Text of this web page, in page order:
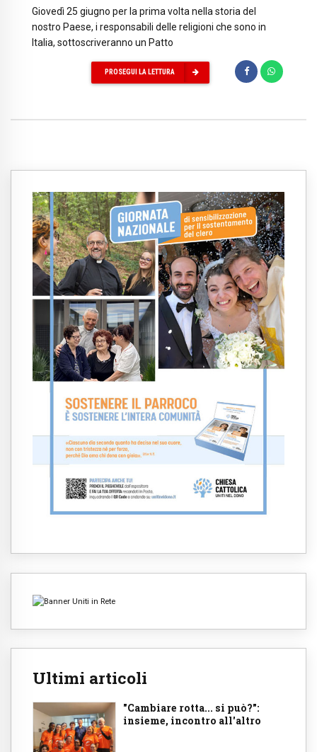
Giovedì 25 giugno per la prima volta nella storia del
nostro Paese, i responsabili delle religioni che sono in
Italia, sottoscriveranno un Patto
PROSEGUI LA LETTURA
Ultimi articoli
"Cambiare rotta... si può?":
insieme, incontro all'altro